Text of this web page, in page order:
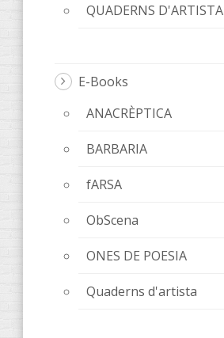
QUADERNS D'ARTISTA
E-Books
ANACRÈPTICA
BARBARIA
fARSA
ObScena
ONES DE POESIA
Quaderns d'artista